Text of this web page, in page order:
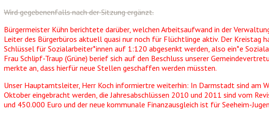
Wird gegebenenfalls nach der Sitzung ergänzt.
Bürgermeister Kühn berichtete darüber, welchen Arbeitsaufwand in der
Leiter des Bürgerbüros aktuell quasi nur noch für Flüchtlinge aktiv. Der Kreistag
Schlüssel für Sozialarbeiter*innen auf 1:120 abgesenkt werden, also ein*e
Frau Schlipf-Traup (Grüne) berief sich auf den Beschluss unserer
merkte an, dass hierfür neue Stellen geschaffen werden müssten.
Unser Hauptamtsleiter, Herr Koch informiertre weiterhin: In Darmstadt sind am
Oktober eingebracht werden, die Jahresabschlüssen 2010 und 2011 sind vom
und 450.000 Euro und der neue kommunale Finanzausgleich ist für Seeheim-